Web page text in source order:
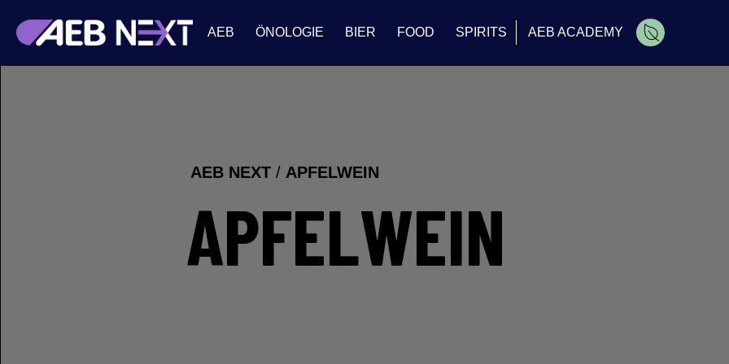
AEB ÖNOLOGIE BIER FOOD SPIRITS AEB ACADEMY
AEB NEXT / APFELWEIN
APFELWEIN